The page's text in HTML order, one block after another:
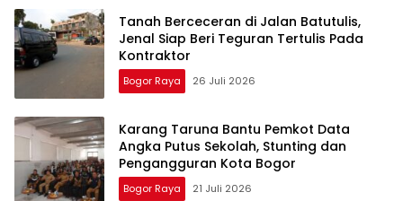
Tanah Berceceran di Jalan Batutulis,
Jenal Siap Beri Teguran Tertulis Pada
Kontraktor
Bogor Raya 26 Juli 2026
Karang Taruna Bantu Pemkot Data
Angka Putus Sekolah, Stunting dan
Pengangguran Kota Bogor
Bogor Raya 21 Juli 2026